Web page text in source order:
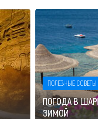
ПОЛЕЗНЫЕ СОВЕТЫ
ПОГОДА В
ЗИМОЙ